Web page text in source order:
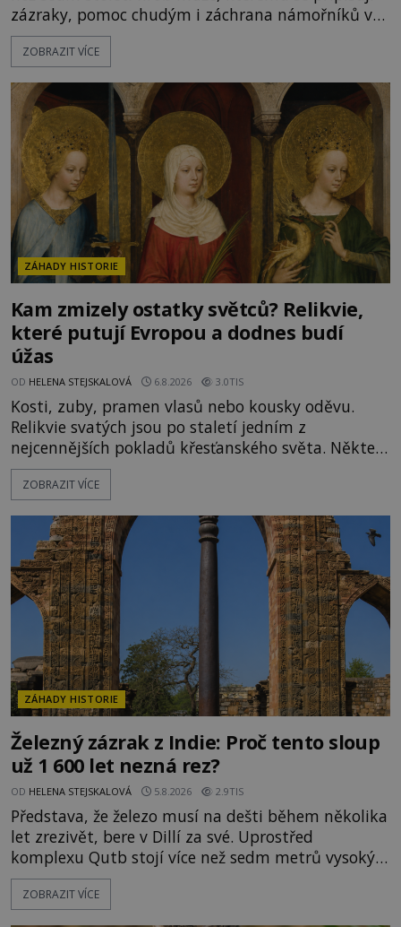
zázraky, pomoc chudým i záchrana námořníků v
bouřích. Pak ale přichází rok 1087 a klidné místo
se mění v dějiště podivné noční výpravy. Skupina
Mikuláše a odváží jeho ostatky přes moře do Bari.
Je to zbožná záchrana před nebezpečím, nebo
promyšlená krádež,
ZOBRAZIT VÍCE
ZÁHADY HISTORIE
Kam zmizely ostatky světců? Relikvie,
které putují Evropou a dodnes budí
úžas
OD HELENA STEJSKALOVÁ 6.8.2026 3.0TIS
Kosti, zuby, pramen vlasů nebo kousky oděvu.
Relikvie svatých jsou po staletí jedním z
nejcennějších pokladů křesťanského světa. Některé
mají pečlivě doloženou historii, jiné provází
záhady, krádeže i nečekané objevy. Jejich osudy
o skutečné historické události. Ve středověké
Evropě mají relikvie mimořádnou hodnotu. Nejsou
jen předmětem úcty
ZOBRAZIT VÍCE
ZÁHADY HISTORIE
Železný zázrak z Indie: Proč tento sloup
už 1 600 let nezná rez?
OD HELENA STEJSKALOVÁ 5.8.2026 2.9TIS
Představa, že železo musí na dešti během několika
let zrezivět, bere v Dillí za své. Uprostřed
komplexu Qutb stojí více než sedm metrů vysoký
železný sloup, který už přibližně 1 600 let odolává
počasí s jen nepatrnými stopami koroze. Jeho
ZOBRAZIT VÍCE